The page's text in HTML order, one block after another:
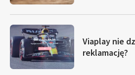
Viaplay nie
reklamację?